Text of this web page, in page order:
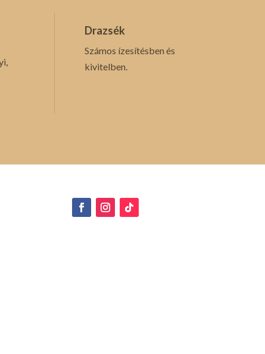
Drazsék
Számos ízesítésben és
kivitelben.